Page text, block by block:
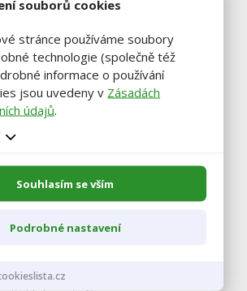
, které se ve spojení
obilí objevují ve veřejném
jiné uvedlo, žemouka
nevyhovující pšenice se ze
ČR nedovážela
oznámení úřadů o
ukrajinské pšenici uvedla,
analýzy obilí příslušným
výsledek kontrolní
souborů cookies
stránce používáme soubory
technologie (společně též
informace o používání
jsou uvedeny v Zásadách
údajů.
Souhlasím se vším
Podrobné nastavení